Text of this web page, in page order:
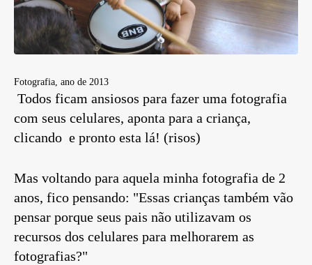
Fotografia, ano de 2013
Todos ficam ansiosos para fazer uma fotografia
com seus celulares, aponta para a criança,
clicando e pronto esta lá! (risos)
Mas voltando para aquela minha fotografia de 2
anos, fico pensando: "Essas crianças também vão
pensar porque seus pais não utilizavam os
recursos dos celulares para melhorarem as
fotografias?"